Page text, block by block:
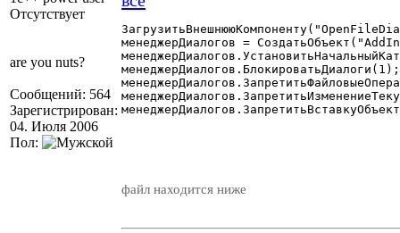
Отсутствует
are you nuts?
Сообщений: 564
Зарегистрирован:
04. Июля 2006
Пол:
менеджерДиалогов =
файл находится ниже